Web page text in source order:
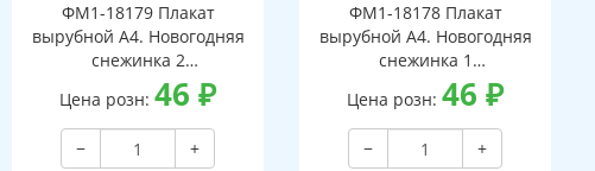
ФМ1-18179 Плакат
вырубной А4. Новогодняя
снежинка 2
(двухсторонний, ВД-лак)
Цена розн:46₽
−
+
ФМ1-18178 Плакат
вырубной А4. Новогодняя
снежинка 1
(двухсторонний, ВД-лак)
Цена розн:46₽
−
+